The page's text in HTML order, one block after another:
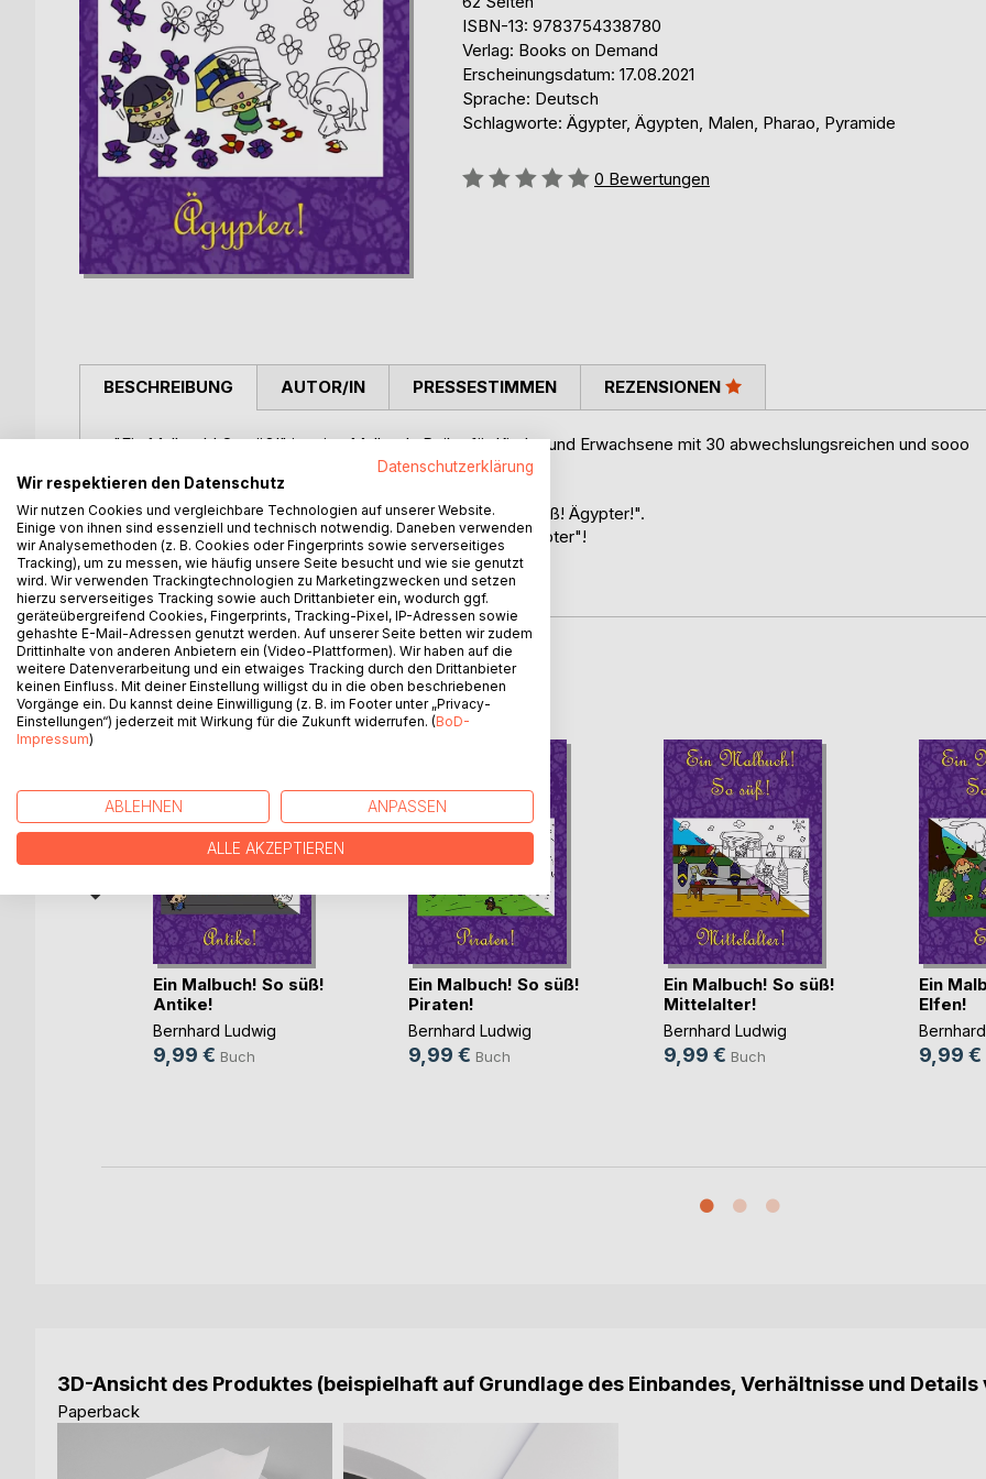
ISBN-13: 9783754338780
Verlag: Books on Demand
Erscheinungsdatum: 17.08.2021
Sprache: Deutsch
Schlagworte: Ägypter, Ägypten, Malen, Pharao, Pyramide
Bewertung::
0 Bewertungen
BESCHREIBUNG
"Ein Malbuch! So süß!" ist eine Malbuch-Reihe für Kinder und Erwachsene mit 30 abwechslungsreichen und sooo
Dies ist der dritte Band, mit dem Titel "Ein Malbuch! So süß! Ägypter!".
In ihm findest du 30 super süße Motive zum Thema "Ägypter"!
Format: DIN A4
AUTOR/IN PRESSESTIMMEN REZENSIONEN
WEITERE TITEL BEIBoD
Ein Malbuch! So süß!
Antike!
Bernhard Ludwig
9,99 € Buch
Ein Malbuch! So süß!
Piraten!
Bernhard Ludwig
9,99 € Buch
Ein Malbuch! So süß!
Mittelalter!
Bernhard Ludwig
9,99 € Buch
Ein
Elfen!
9,99 €
3D-Ansicht des Produktes (beispielhaft auf Grundlage des Einbandes, Verhältnisse und
Paperback
Datenschutzerklärung
Wir respektieren den Datenschutz
Wir nutzen Cookies und vergleichbare Technologien auf unserer Website.
Einige von ihnen sind essenziell und technisch notwendig. Daneben verwenden
wir Analysemethoden (z. B. Cookies oder Fingerprints sowie serverseitiges
Tracking), um zu messen, wie häufig unsere Seite besucht und wie sie genutzt
wird. Wir verwenden Trackingtechnologien zu Marketingzwecken und setzen
hierzu serverseitiges Tracking sowie auch Drittanbieter ein, wodurch ggf.
geräteübergreifend Cookies, Fingerprints, Tracking-Pixel, IP-Adressen sowie
gehashte E-Mail-Adressen genutzt werden. Auf unserer Seite betten wir zudem
Drittinhalte von anderen Anbietern ein (Video-Plattformen). Wir haben auf die
weitere Datenverarbeitung und ein etwaiges Tracking durch den Drittanbieter
keinen Einfluss. Mit deiner Einstellung willigst du in die oben beschriebenen
Vorgänge ein. Du kannst deine Einwilligung (z. B. im Footer unter „Privacy-
Einstellungen“) jederzeit mit Wirkung für die Zukunft widerrufen. (BoD-
Impressum)
ABLEHNEN ANPASSEN
ALLE AKZEPTIEREN